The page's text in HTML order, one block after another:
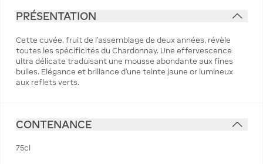
PRÉSENTATION
Cette cuvée, fruit de l'assemblage de deux années, révèle
toutes les spécificités du Chardonnay. Une effervescence
ultra délicate traduisant une mousse abondante aux fines
bulles. Elégance et brillance d'une teinte jaune or lumineux
aux reflets verts.
CONTENANCE
75cl